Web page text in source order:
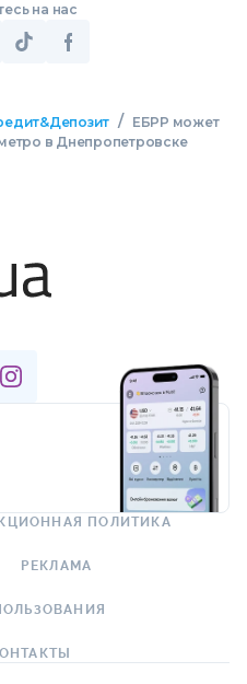
на нас
/
ЕБРР может
в Днепропетровске
ПОЛИТИКА
РЕКЛАМА